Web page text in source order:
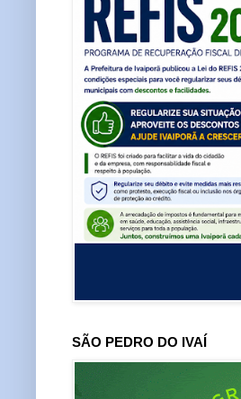
SÃO PEDRO DO IVAÍ